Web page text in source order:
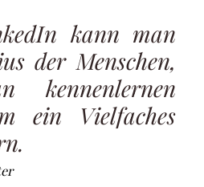
kann man
der Menschen,
kennenlernen
ein Vielfaches